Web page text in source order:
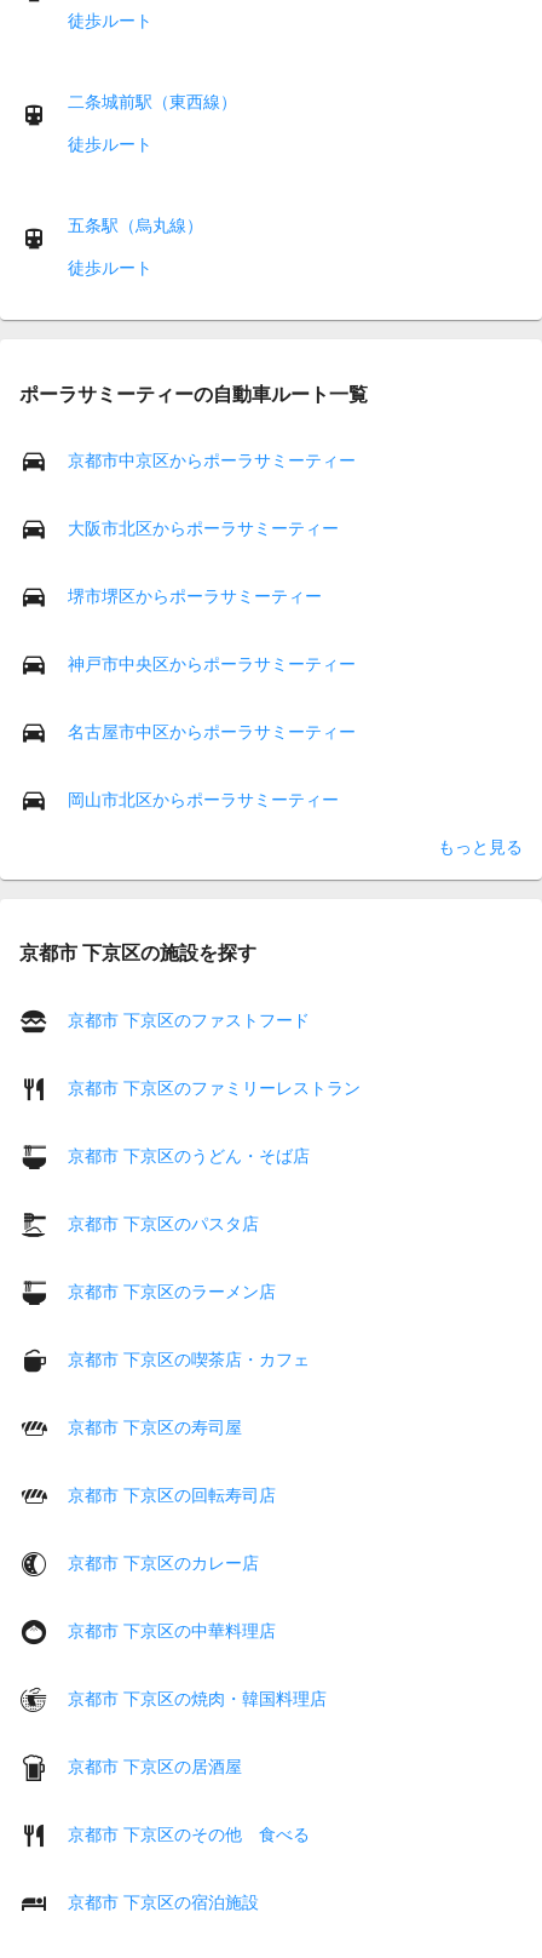
徒歩ルート
二条城前駅（東西線）
徒歩ルート
五条駅（烏丸線）
徒歩ルート
ポーラサミーティーの自動車ルート一覧
京都市中京区からポーラサミーティー
大阪市北区からポーラサミーティー
堺市堺区からポーラサミーティー
神戸市中央区からポーラサミーティー
名古屋市中区からポーラサミーティー
岡山市北区からポーラサミーティー
もっと見る
京都市 下京区の施設を探す
京都市 下京区のファストフード
京都市 下京区のファミリーレストラン
京都市 下京区のうどん・そば店
京都市 下京区のパスタ店
京都市 下京区のラーメン店
京都市 下京区の喫茶店・カフェ
京都市 下京区の寿司屋
京都市 下京区の回転寿司店
京都市 下京区のカレー店
京都市 下京区の中華料理店
京都市 下京区の焼肉・韓国料理店
京都市 下京区の居酒屋
京都市 下京区のその他 食べる
京都市 下京区の宿泊施設